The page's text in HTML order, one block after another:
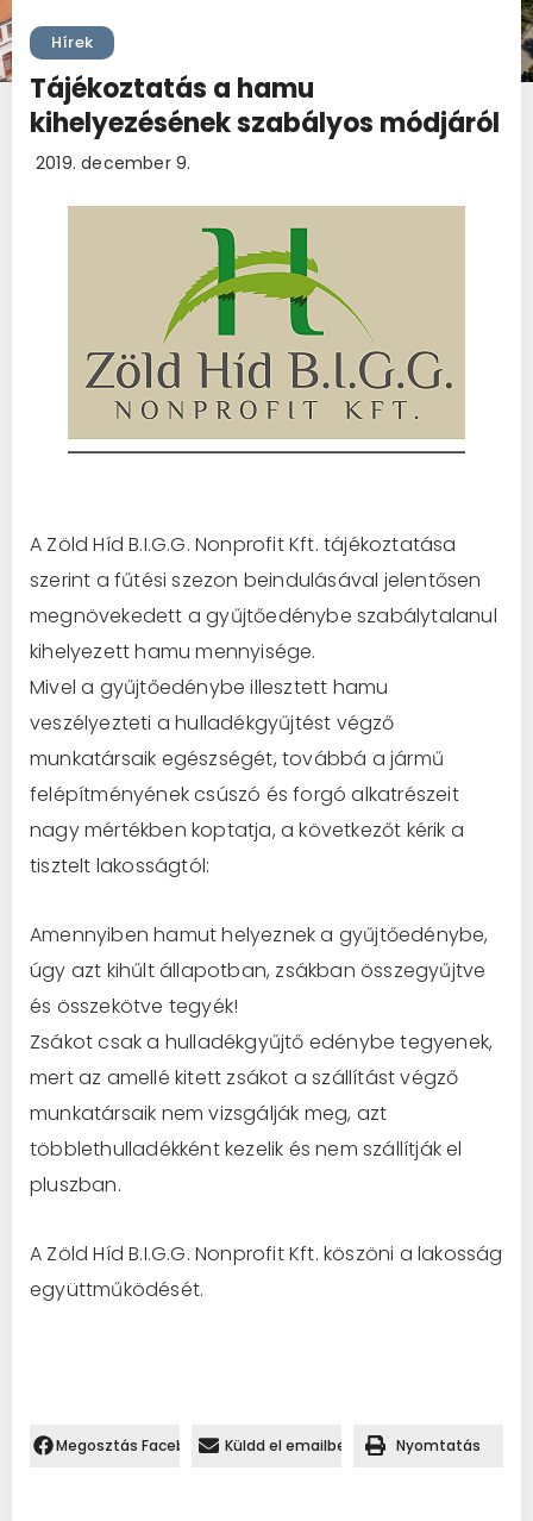
Hírek
Tájékoztatás a hamu
kihelyezésének szabályos módjáról
2019. december 9.
A Zöld Híd B.I.G.G. Nonprofit Kft. tájékoztatása
szerint a fűtési szezon beindulásával jelentősen
megnövekedett a gyűjtőedénybe szabálytalanul
kihelyezett hamu mennyisége.
Mivel a gyűjtőedénybe illesztett hamu
veszélyezteti a hulladékgyűjtést végző
munkatársaik egészségét, továbbá a jármű
felépítményének csúszó és forgó alkatrészeit
nagy mértékben koptatja, a következőt kérik a
tisztelt lakosságtól:
Amennyiben hamut helyeznek a gyűjtőedénybe,
úgy azt kihűlt állapotban, zsákban összegyűjtve
és összekötve tegyék!
Zsákot csak a hulladékgyűjtő edénybe tegyenek,
mert az amellé kitett zsákot a szállítást végző
munkatársaik nem vizsgálják meg, azt
többlethulladékként kezelik és nem szállítják el
pluszban.
A Zöld Híd B.I.G.G. Nonprofit Kft. köszöni a lakosság
együttműködését.
Megosztás Facebookon.Küldd el emailben Nyomtatás